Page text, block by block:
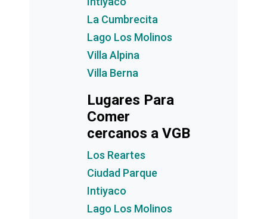
La Cumbrecita
Lago Los Molinos
Villa Alpina
Villa Berna
Lugares Para
Comer
cercanos a VGB
Los Reartes
Ciudad Parque
Intiyaco
Lago Los Molinos